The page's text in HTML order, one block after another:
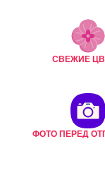
СВЕЖИЕ
ФОТО ПЕРЕД